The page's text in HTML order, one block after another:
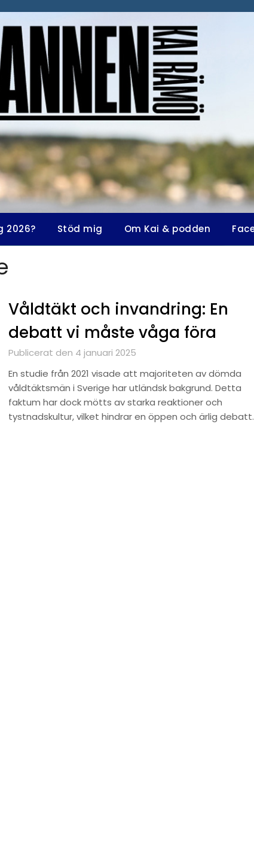
2026? Stöd mig Om Kai & podden
Våldtäkt och invandring: En
debatt vi måste våga föra
Publicerat den 4 januari 2025
En studie från 2021 visade att majoriteten av dömda
våldtäktsmän i Sverige har utländsk bakgrund. Detta
faktum har dock mötts av starka reaktioner och
tystnadskultur, vilket hindrar en öppen och ärlig